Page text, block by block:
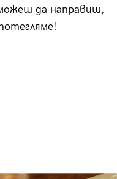
да направиш,